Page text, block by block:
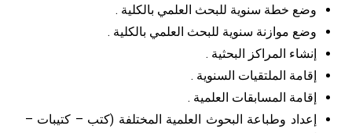
وضع خطة سنوية للبحث العلمي بالكلية .
وضع موازنة سنوية للبحث العلمي بالكلية .
إنشاء المراكز البحثية .
إقامة الملتقيات السنوية .
إقامة المسابقات العلمية .
إعداد وطباعة البحوث العلمية المختلفة (كتب – كتيبات –